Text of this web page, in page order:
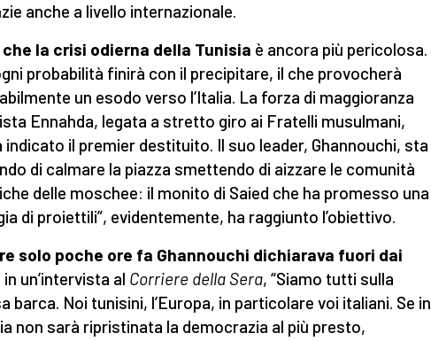
anche a livello internazionale.
che la crisi odierna della Tunisia è ancora più pericolosa.
probabilità finirà con il precipitare, il che provocherà
un esodo verso l’Italia. La forza di maggioranza
Ennahda, legata a stretto giro ai Fratelli musulmani,
indicato il premier destituito. Il suo leader, Ghannouchi, sta
di calmare la piazza smettendo di aizzare le comunità
delle moschee: il monito di Saied che ha promesso una
di proiettili”, evidentemente, ha raggiunto l’obiettivo.
solo poche ore fa Ghannouchi dichiarava fuori dai
in un’intervista al Corriere della Sera, “Siamo tutti sulla
barca. Noi tunisini, l’Europa, in particolare voi italiani. Se in
non sarà ripristinata la democrazia al più presto,